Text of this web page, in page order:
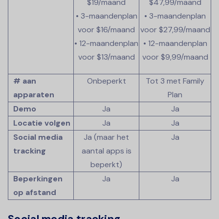
• 3-maandenplan
voor $16/maand
• 12-maandenplan
voor $13/maand
• 3-maandenplan
voor $27,99/maand
• 12-maandenplan
voor $9,99/maand
# aan
apparaten
Onbeperkt
Tot 3 met Family
Plan
Demo
Ja
Ja
Locatie volgen
Ja
Ja
Social media
tracking
Ja (maar het
aantal apps is
beperkt)
Ja
Beperkingen
op afstand
Ja Ja